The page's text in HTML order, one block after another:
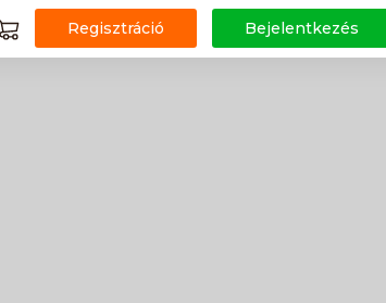
Regisztráció Bejelentkezés